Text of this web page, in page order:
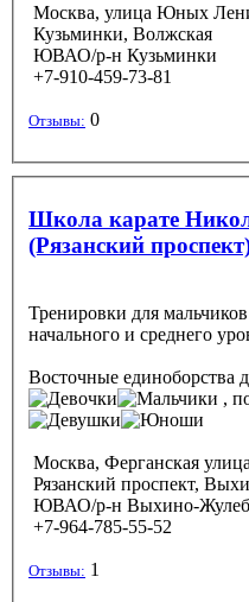
Москва, улица Юных
Кузьминки, Волжская
ЮВАО/р-н Кузьминки
+7-910-459-73-81
Отзывы: 0
Школа карате
(Рязанский
Тренировки для
начального и среднего
Восточные единоборства
,
Москва, Ферганская
Рязанский проспект,
ЮВАО/р-н Выхино-
+7-964-785-55-52
Отзывы: 1